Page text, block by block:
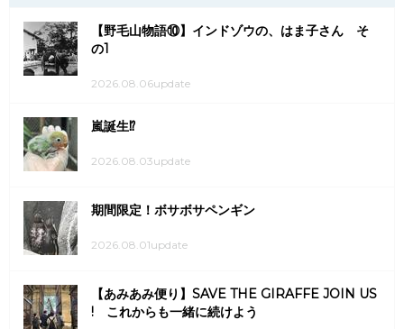
【野毛山物語⑩】インドゾウの、はま子さん そ
の1
2026.08.06update
嵐誕生⁉
2026.08.03update
期間限定！ボサボサペンギン
2026.08.01update
【あみあみ便り】SAVE THE GIRAFFE JOIN US
! これからも一緒に続けよう